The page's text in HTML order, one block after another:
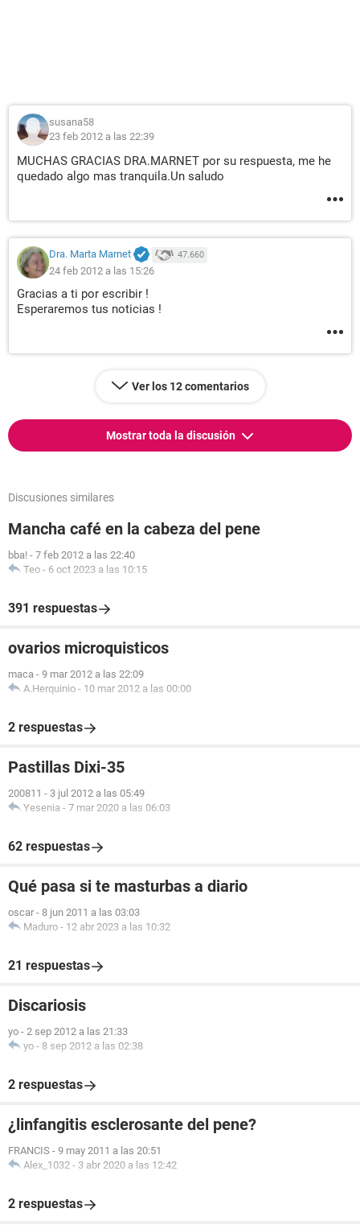
susana58
23 feb 2012 a las 22:39
MUCHAS GRACIAS DRA.MARNET por su respuesta, me he
quedado algo mas tranquila.Un saludo
Dra. Marta Marnet 47.660
24 feb 2012 a las 15:26
Gracias a ti por escribir !
Esperaremos tus noticias !
Ver los 12 comentarios
Mostrar toda la discusión
Discusiones similares
Mancha café en la cabeza del pene
bba! - 7 feb 2012 a las 22:40
Teo - 6 oct 2023 a las 10:15
391 respuestas
ovarios microquisticos
maca - 9 mar 2012 a las 22:09
A.Herquinio - 10 mar 2012 a las 00:00
2 respuestas
Pastillas Dixi-35
200811 - 3 jul 2012 a las 05:49
Yesenia - 7 mar 2020 a las 06:03
62 respuestas
Qué pasa si te masturbas a diario
oscar - 8 jun 2011 a las 03:03
Maduro - 12 abr 2023 a las 10:32
21 respuestas
Discariosis
yo - 2 sep 2012 a las 21:33
yo - 8 sep 2012 a las 02:38
2 respuestas
¿linfangitis esclerosante del pene?
FRANCIS - 9 may 2011 a las 20:51
Alex_1032 - 3 abr 2020 a las 12:42
2 respuestas